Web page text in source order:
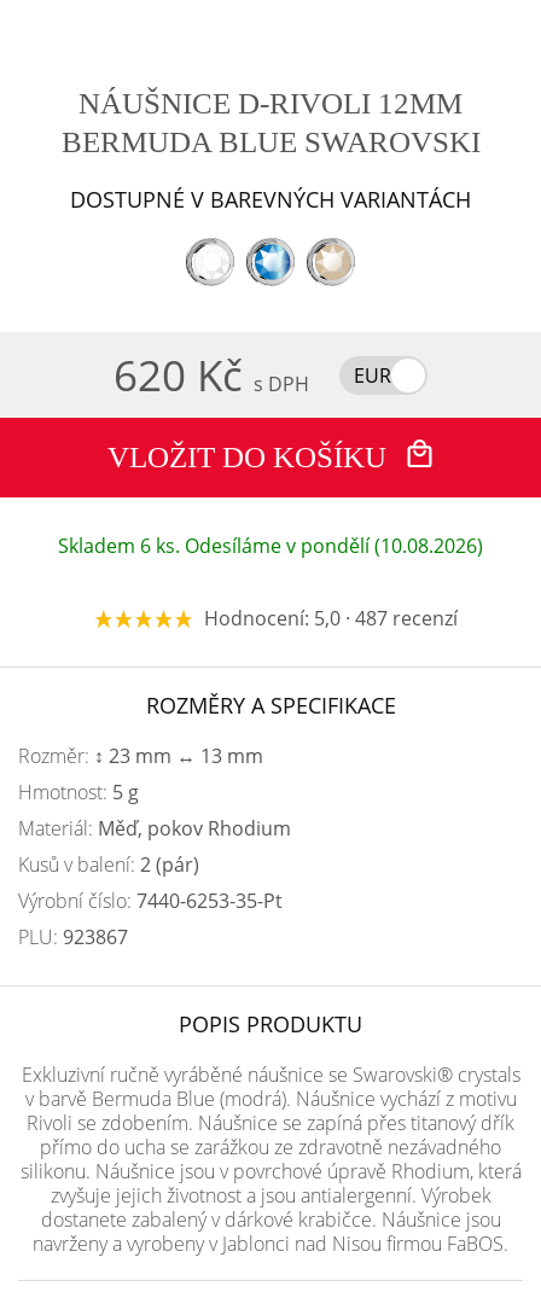
NÁUŠNICE D-RIVOLI 12MM
BERMUDA BLUE SWAROVSKI
DOSTUPNÉ V BAREVNÝCH VARIANTÁCH
620 Kč s DPH EUR
VLOŽIT DO KOŠÍKU
Skladem 6 ks. Odesíláme v pondělí (10.08.2026)
Hodnocení: 5,0 · 487 recenzí
ROZMĚRY A SPECIFIKACE
Rozměr: ↕ 23 mm ↔ 13 mm
Hmotnost: 5 g
Materiál: Měď, pokov Rhodium
Kusů v balení: 2 (pár)
Výrobní číslo: 7440-6253-35-Pt
PLU: 923867
POPIS PRODUKTU
Exkluzivní ručně vyráběné náušnice se Swarovski® crystals
v barvě Bermuda Blue (modrá). Náušnice vychází z motivu
Rivoli se zdobením. Náušnice se zapíná přes titanový dřík
přímo do ucha se zarážkou ze zdravotně nezávadného
silikonu. Náušnice jsou v povrchové úpravě Rhodium, která
zvyšuje jejich životnost a jsou antialergenní. Výrobek
dostanete zabalený v dárkové krabičce. Náušnice jsou
navrženy a vyrobeny v Jablonci nad Nisou firmou FaBOS.